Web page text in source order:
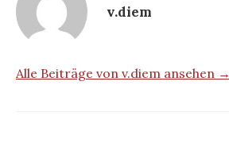
v.diem
Alle Beiträge von v.diem ansehen →